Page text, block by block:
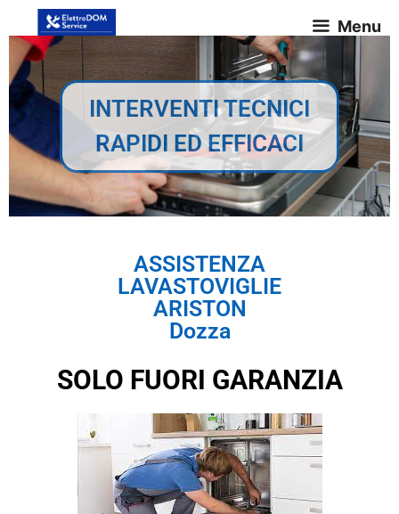
Menu
INTERVENTI TECNICI
RAPIDI ED EFFICACI
ASSISTENZA
LAVASTOVIGLIE
ARISTON
Dozza
SOLO FUORI GARANZIA